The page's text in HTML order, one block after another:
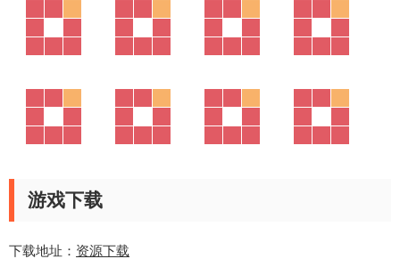
游戏下载
下载地址： 资源下载